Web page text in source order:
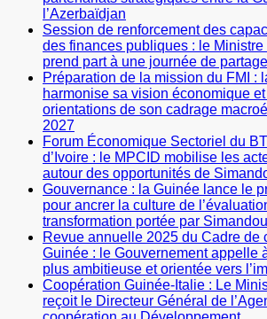
l’Azerbaïdjan
Session de renforcement des
des finances publiques : le
prend part à une journée de
Préparation de la mission du FMI :
harmonise sa vision économique
orientations de son cadrage
2027
Forum Économique Sectoriel du
d’Ivoire : le MPCID mobilise les
autour des opportunités de
Gouvernance : la Guinée lance le
pour ancrer la culture de
transformation portée par
Revue annuelle 2025 du Cadre de
Guinée : le Gouvernement appelle
plus ambitieuse et orientée vers
Coopération Guinée-Italie : Le
reçoit le Directeur Général de